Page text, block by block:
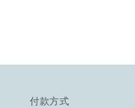
付款方式